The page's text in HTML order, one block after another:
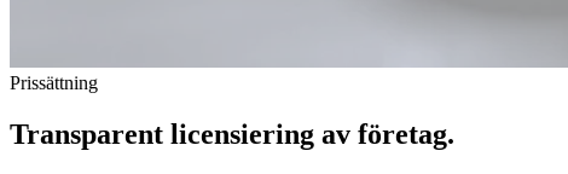
Prissättning
Transparent licensiering av företag.